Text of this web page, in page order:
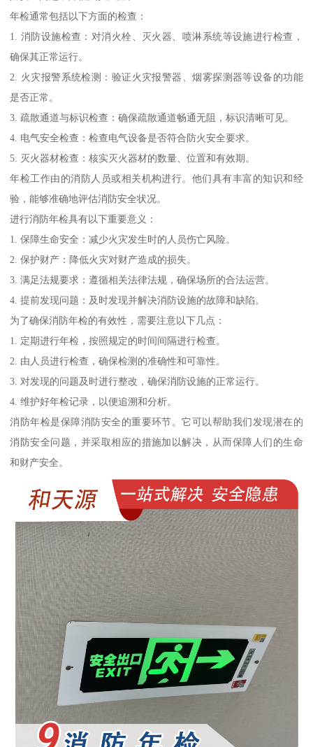
年检通常包括以下方面的检查：
1. 消防设施检查：对消火栓、灭火器、喷淋系统等设施进行检查，
确保其正常运行。
2. 火灾报警系统检测：验证火灾报警器、烟雾探测器等设备的功能
是否正常。
3. 疏散通道与标识检查：确保疏散通道畅通无阻，标识清晰可见。
4. 电气安全检查：检查电气设备是否符合防火安全要求。
5. 灭火器材检查：核实灭火器材的数量、位置和有效期。
年检工作由的消防人员或相关机构进行。他们具有丰富的知识和经
验，能够准确地评估消防安全状况。
进行消防年检具有以下重要意义：
1. 保障生命安全：减少火灾发生时的人员伤亡风险。
2. 保护财产：降低火灾对财产造成的损失。
3. 满足法规要求：遵循相关法律法规，确保场所的合法运营。
4. 提前发现问题：及时发现并解决消防设施的故障和缺陷。
为了确保消防年检的有效性，需要注意以下几点：
1. 定期进行年检，按照规定的时间间隔进行检查。
2. 由人员进行检查，确保检测的准确性和可靠性。
3. 对发现的问题及时进行整改，确保消防设施的正常运行。
4. 维护好年检记录，以便追溯和分析。
消防年检是保障消防安全的重要环节。它可以帮助我们发现潜在的
消防安全问题，并采取相应的措施加以解决，从而保障人们的生命
和财产安全。